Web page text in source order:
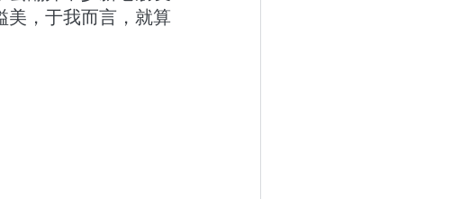
美，于我而言，就算